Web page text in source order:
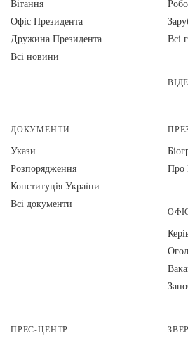
Вiтання
Офіс Президента
Дружина Президента
Всі новини
Всі
ДОКУМЕНТИ
Укази
Розпорядження
Конституція України
Всі документи
Про
ПРЕС-ЦЕНТР